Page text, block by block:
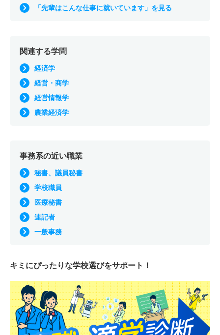
「先輩はこんな仕事に就いています」を見る
関連する学問
経済学
経営・商学
経営情報学
農業経済学
事務系の近い職業
秘書、議員秘書
学校職員
医療秘書
速記者
一般事務
キミにぴったりな学校選びをサポート！